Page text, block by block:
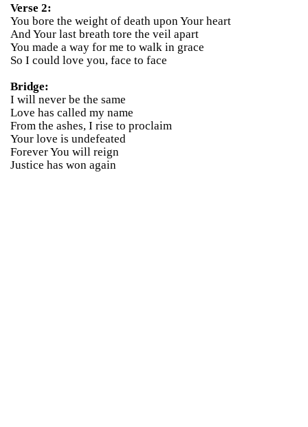
Verse 2:
You bore the weight of death upon Your heart
And Your last breath tore the veil apart
You made a way for me to walk in grace
So I could love you, face to face
Bridge:
I will never be the same
Love has called my name
From the ashes, I rise to proclaim
Your love is undefeated
Forever You will reign
Justice has won again